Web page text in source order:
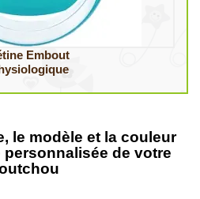
Embout
le modèle et la couleur
de votre